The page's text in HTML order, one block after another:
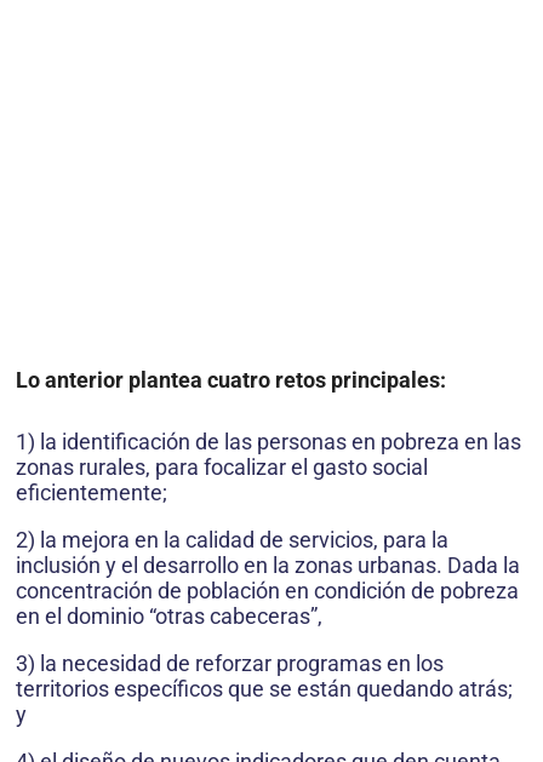
Lo anterior plantea cuatro retos principales:
1) la identificación de las personas en pobreza en las
zonas rurales, para focalizar el gasto social
eficientemente;
2) la mejora en la calidad de servicios, para la
inclusión y el desarrollo en la zonas urbanas. Dada la
concentración de población en condición de pobreza
en el dominio “otras cabeceras”,
3) la necesidad de reforzar programas en los
territorios específicos que se están quedando atrás;
y